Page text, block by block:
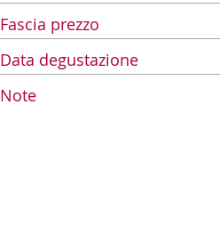
Fascia prezzo
Data degustazione
Note